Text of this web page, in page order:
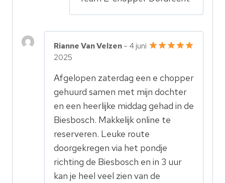
Rianne Van Velzen – 4 juni
2025
Afgelopen zaterdag een e chopper
gehuurd samen met mijn dochter
en een heerlijke middag gehad in de
Biesbosch. Makkelijk online te
reserveren. Leuke route
doorgekregen via het pondje
richting de Biesbosch en in 3 uur
kan je heel veel zien van de